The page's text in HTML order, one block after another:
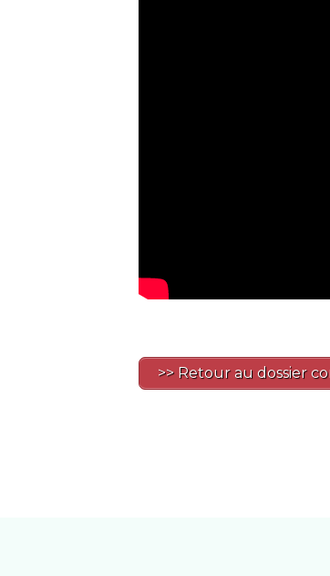
>> Retour au dossier